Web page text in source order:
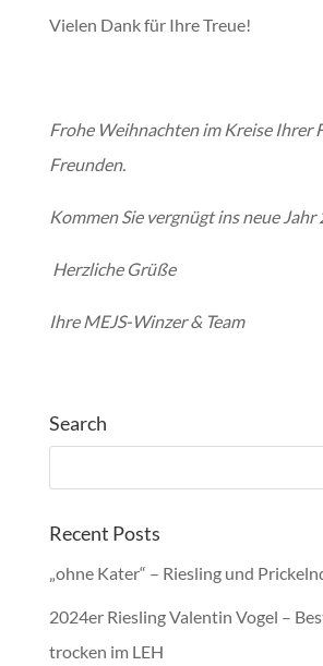
Vielen Dank für Ihre Treue!
Frohe Weihnachten im Kreise Ihrer
Freunden.
Kommen Sie vergnügt ins neue Jahr
Herzliche Grüße
Ihre MEJS-Winzer & Team
Search
Recent Posts
„ohne Kater“ – Riesling und
2024er Riesling Valentin Vogel –
trocken im LEH